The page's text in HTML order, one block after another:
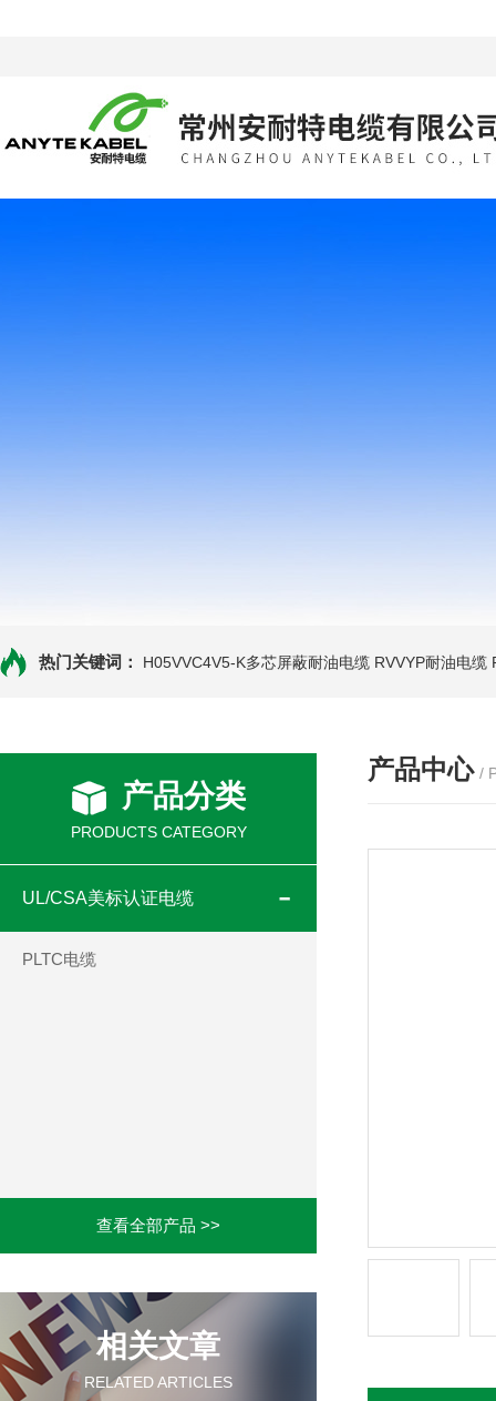
热门关键词： H05VVC4V5-K多芯屏蔽耐油电缆 RVVYP耐油电缆
产品分类
PRODUCTS CATEGORY
UL/CSA美标认证电缆
PLTC电缆
查看全部产品 >>
相关文章
RELATED ARTICLES
产品中心 /